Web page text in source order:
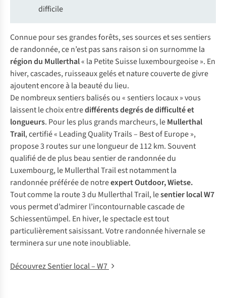
difficile
Connue pour ses grandes forêts, ses sources et ses sentiers
de randonnée, ce n’est pas sans raison si on surnomme la
région du Mullerthal« la Petite Suisse luxembourgeoise ». En
hiver, cascades, ruisseaux gelés et nature couverte de givre
ajoutent encore à la beauté du lieu.
De nombreux sentiers balisés ou « sentiers locaux » vous
laissent le choix entredifférents degrésdedifficulté et
longueurs. Pour les plus grands marcheurs, leMullerthal
Trail, certifié « Leading Quality Trails – Best of Europe »,
propose 3 routes sur une longueur de 112 km. Souvent
qualifié de de plus beau sentier de randonnée du
Luxembourg, le Mullerthal Trail est notamment la
randonnée préférée de notreexpert Outdoor, Wietse.
Tout comme la route 3 du Mullerthal Trail, lesentier local W7
vous permet d’admirer l’incontournable cascade de
Schiessentümpel. En hiver, le spectacle est tout
particulièrement saisissant. Votre randonnée hivernale se
terminera sur une note inoubliable.
Découvrez Sentier local – W7